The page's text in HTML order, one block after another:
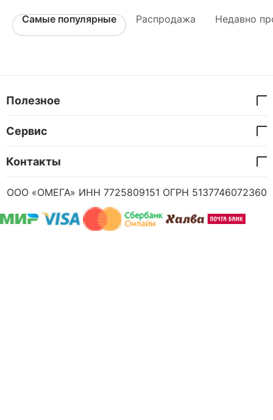
Самые популярные Распродажа Недавно
Полезное
Сервис
Контакты
ООО «ОМЕГА» ИНН 7725809151 ОГРН 5137746072360